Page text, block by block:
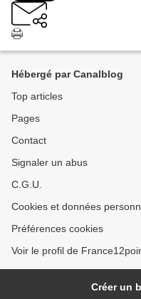
Hébergé par Canalblog
Top articles
Pages
Contact
Signaler un abus
C.G.U.
Cookies et données
Préférences cookies
Voir le profil de
Créer un